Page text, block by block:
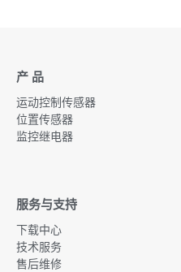
产 品
运动控制传感器
位置传感器
监控继电器
服务与支持
下载中心
技术服务
售后维修